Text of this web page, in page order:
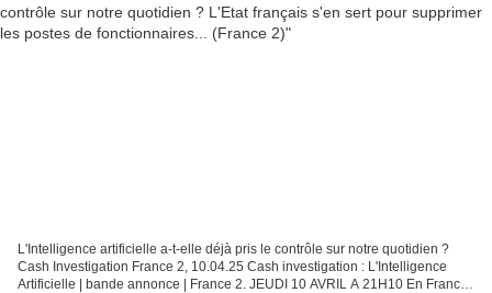
L'Intelligence artificielle a-t-elle déjà pris le contrôle sur notre quotidien ?
Cash Investigation France 2, 10.04.25 Cash investigation : L'Intelligence
Artificielle | bande annonce | France 2. JEUDI 10 AVRIL A 21H10 En France,